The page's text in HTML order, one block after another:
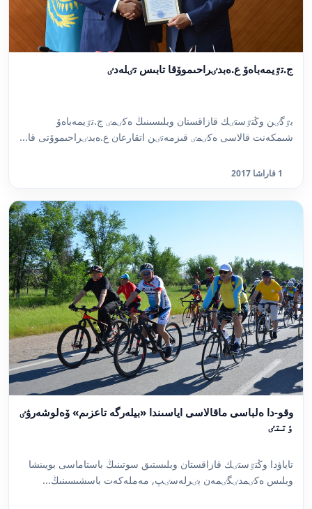
ج.تٷيمەباەۆ ع.ەبدٸراحىموۆقا تابىس تٸلەدٸ
بٷگٸن وڭتٷستٸك قازاقستان وبلىسىنىڭ ەكٸمٸ ج.تٷيمەباەۆ
شىمكەنت قالاسى ەكٸمٸ قىزمەتٸن اتقارعان ع.ەبدٸراحىموۆتى قا...
1 قاراشا 2017
وقو-دا ەلباسى ماقالاسى اياسىندا «بيلەرگە تاعزىم» ۆەلوشەرۋٸ
ٶتتٸ
تاياۋدا وڭتٷستٸك قازاقستان وبلىستىق سوتىنىڭ باستاماسى بويىنشا
وبلىس ەكٸمدٸگٸمەن بٸرلەسٸپ, مەملەكەت باسشىسىنىڭ...